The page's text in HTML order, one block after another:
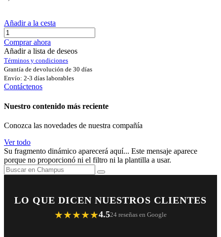
Añadir a la cesta
Comprar ahora
Añadir a lista de deseos
Términos y condiciones
Grantía de devolución de 30 días
Envío: 2-3 días laborables
Contáctenos
Nuestro contenido más reciente
Conozca las novedades de nuestra compañía
Ver todo
Su fragmento dinámico aparecerá aquí... Este mensaje aparece
porque no proporcionó ni el filtro ni la plantilla a usar.
LO QUE DICEN NUESTROS CLIENTES
★★★★★4.524 reseñas en Google